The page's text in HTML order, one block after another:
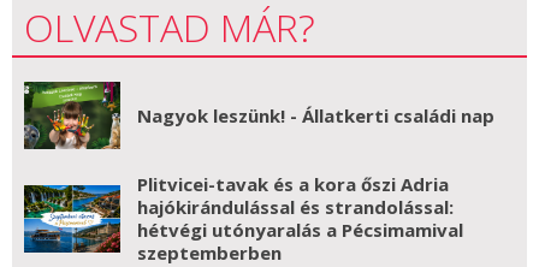
OLVASTAD MÁR?
Nagyok leszünk! - Állatkerti családi nap
Plitvicei-tavak és a kora őszi Adria
hajókirándulással és strandolással:
hétvégi utónyaralás a Pécsimamival
szeptemberben